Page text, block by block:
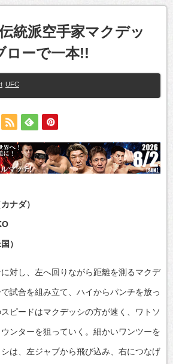
統派空手家マクデッ
ローで一本!!
UFC
ナダ）
）
対し、左へ回りながら距離を測るマクデ
試合を組み立て、ハイからパンチを放っ
ピードはマクデッシの方が速く、ワトソ
ンターを狙っていく。細かいワンツーを
は、左ジャブから飛び込み、右につなげ